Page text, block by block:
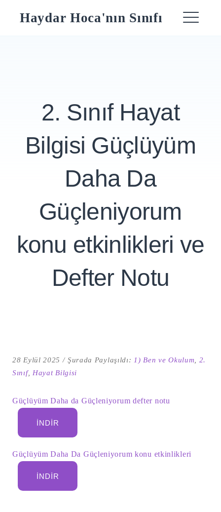
Haydar Hoca'nın Sınıfı
Şu
kelime
için
2. Sınıf Hayat
Bilgisi Güçlüyüm
Daha Da
Güçleniyorum
konu etkinlikleri ve
Defter Notu
28 Eylül 2025 Şurada Paylaşıldı: 1) Ben ve Okulum
2.
Sınıf, Hayat Bilgisi
Güçlüyüm Daha da Güçleniyorum defter notu
İNDIR
Güçlüyüm Daha Da Güçleniyorum konu etkinlikleri
İNDIR